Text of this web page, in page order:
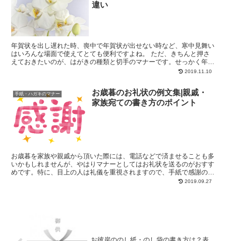
違い
年賀状を出し遅れた時、喪中で年賀状が出せない時など、寒中見舞い
はいろんな場面で使えてとても便利ですよね。 ただ、きちんと押さ
えておきたいのが、はがきの種類と切手のマナーです。せっかく年始
のご挨拶を出したのにも関わらず、ここを失敗すると、失礼...2019.11.10
手紙・ハガキのマナー
お歳暮のお礼状の例文集|親戚・
家族宛ての書き方のポイント
お歳暮を家族や親戚から頂いた際には、電話などで済ませることも多
いかもしれませんが、やはりマナーとしてはお礼状を送るのがおすす
めです。特に、目上の人は礼儀を重視されますので、手紙で感謝の気
持ちを伝えることで、より良い関係が築けるはずです。 そ...2019.09.27